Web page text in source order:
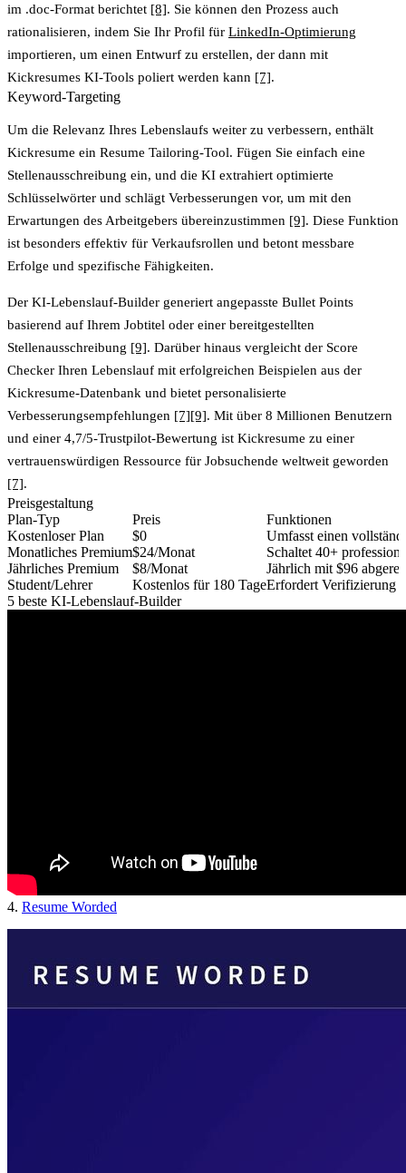
im .doc-Format berichtet [8]. Sie können den Prozess auch
rationalisieren, indem Sie Ihr Profil für LinkedIn-Optimierung
importieren, um einen Entwurf zu erstellen, der dann mit
Kickresumes KI-Tools poliert werden kann [7].
Keyword-Targeting
Um die Relevanz Ihres Lebenslaufs weiter zu verbessern, enthält
Kickresume ein Resume Tailoring-Tool. Fügen Sie einfach eine
Stellenausschreibung ein, und die KI extrahiert optimierte
Schlüsselwörter und schlägt Verbesserungen vor, um mit den
Erwartungen des Arbeitgebers übereinzustimmen [9]. Diese Funktion
ist besonders effektiv für Verkaufsrollen und betont messbare
Erfolge und spezifische Fähigkeiten.
Der KI-Lebenslauf-Builder generiert angepasste Bullet Points
basierend auf Ihrem Jobtitel oder einer bereitgestellten
Stellenausschreibung [9]. Darüber hinaus vergleicht der Score
Checker Ihren Lebenslauf mit erfolgreichen Beispielen aus der
Kickresume-Datenbank und bietet personalisierte
Verbesserungsempfehlungen [7][9]. Mit über 8 Millionen Benutzern
und einer 4,7/5-Trustpilot-Bewertung ist Kickresume zu einer
vertrauenswürdigen Ressource für Jobsuchende weltweit geworden
[7].
Preisgestaltung
Plan-Typ
Preis
Funktionen
Kostenloser Plan
$0
Umfasst einen
Monatliches Premium$24/Monat
Schaltet 40+
Jährliches Premium
$8/Monat
Jährlich mit $96
Student/Lehrer
Kostenlos für 180 TageErfordert Verifizierung
5 beste KI-Lebenslauf-Builder
4. Resume Worded